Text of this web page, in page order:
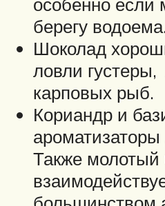
берегу водоема.
Шоколад
ловли
карповых рыб.
Кориандр и
Также молотый